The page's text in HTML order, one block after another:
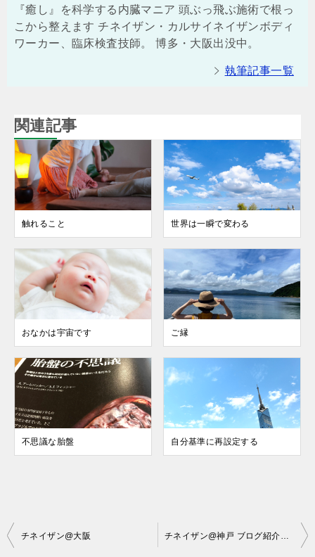
『癒し』を科学する内臓マニア 頭ぶっ飛ぶ施術で根っ
こから整えます チネイザン・カルサイネイザンボディ
ワーカー、臨床検査技師。 博多・大阪出没中。
執筆記事一覧
関連記事
触れること 世界は一瞬で変わる
おなかは宇宙です ご縁
不思議な胎盤 自分基準に再設定する
投チネイザン@大阪 チネイザン@神戸 ブログ紹介していただきました